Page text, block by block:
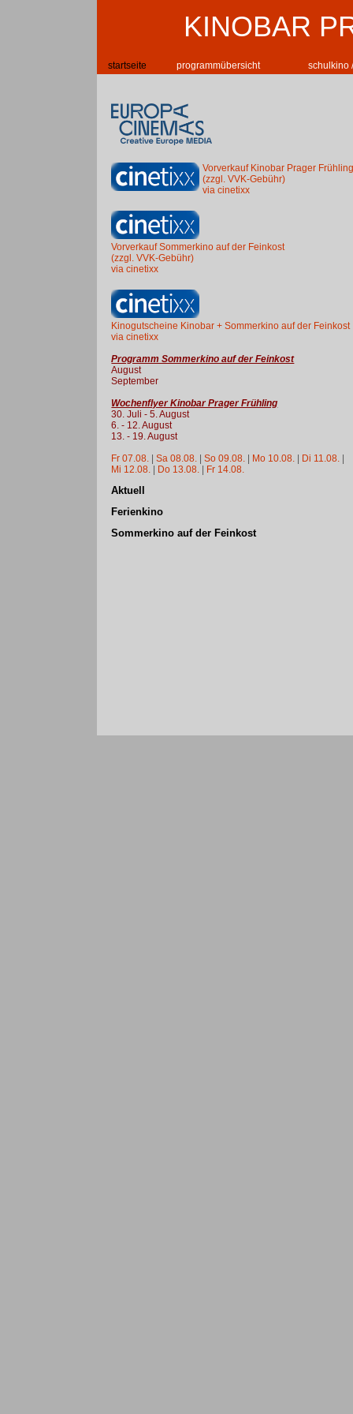
KINOBAR
startseite programmübersicht schulkino
Vorverkauf Kinobar Prager
(zzgl. VVK-Gebühr)
via cinetixx
Vorverkauf Sommerkino auf der Feinkost
(zzgl. VVK-Gebühr)
via cinetixx
Kinogutscheine Kinobar + Sommerkino auf der Feinkost
via cinetixx
Programm Sommerkino auf der Feinkost
August
September
Wochenflyer Kinobar Prager Frühling
30. Juli - 5. August
6. - 12. August
13. - 19. August
Fr 07.08. |Sa 08.08. |So 09.08. | Mo 10.08. | Di 11.08. |
Mi 12.08. | Do 13.08. | Fr 14.08.
Aktuell
Ferienkino
Sommerkino auf der Feinkost